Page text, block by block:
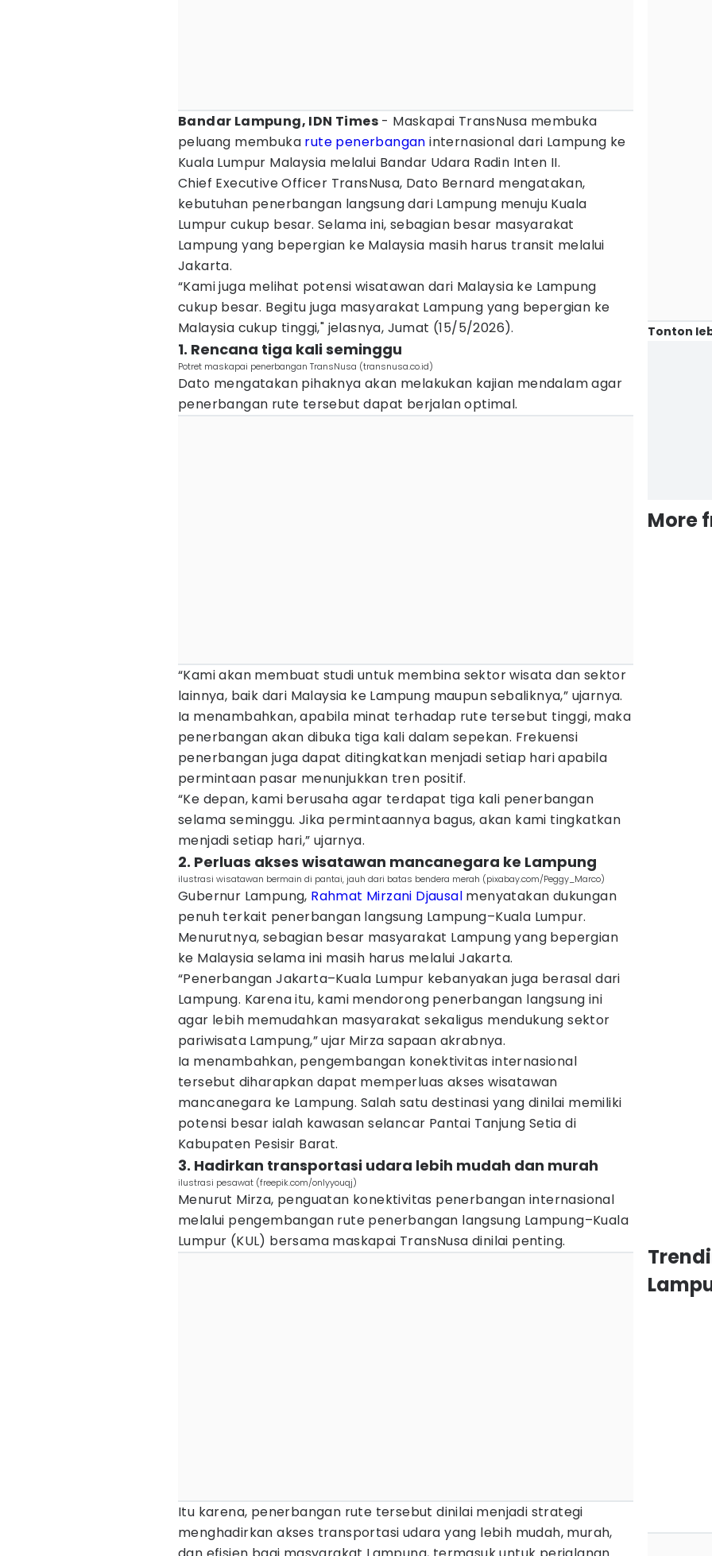
Bandar Lampung, IDN Times - Maskapai TransNusa membuka
peluang membuka rute penerbangan internasional dari Lampung ke
Kuala Lumpur Malaysia melalui Bandar Udara Radin Inten II.
Chief Executive Officer TransNusa, Dato Bernard mengatakan,
kebutuhan penerbangan langsung dari Lampung menuju Kuala
Lumpur cukup besar. Selama ini, sebagian besar masyarakat
Lampung yang bepergian ke Malaysia masih harus transit melalui
Jakarta.
“Kami juga melihat potensi wisatawan dari Malaysia ke Lampung
cukup besar. Begitu juga masyarakat Lampung yang bepergian ke
Malaysia cukup tinggi," jelasnya, Jumat (15/5/2026).
1. Rencana tiga kali seminggu
Potret maskapai penerbangan TransNusa (transnusa.co.id)
Dato mengatakan pihaknya akan melakukan kajian mendalam agar
penerbangan rute tersebut dapat berjalan optimal.
“Kami akan membuat studi untuk membina sektor wisata dan sektor
lainnya, baik dari Malaysia ke Lampung maupun sebaliknya,” ujarnya.
Ia menambahkan, apabila minat terhadap rute tersebut tinggi, maka
penerbangan akan dibuka tiga kali dalam sepekan. Frekuensi
penerbangan juga dapat ditingkatkan menjadi setiap hari apabila
permintaan pasar menunjukkan tren positif.
“Ke depan, kami berusaha agar terdapat tiga kali penerbangan
selama seminggu. Jika permintaannya bagus, akan kami tingkatkan
menjadi setiap hari,” ujarnya.
2. Perluas akses wisatawan mancanegara ke Lampung
ilustrasi wisatawan bermain di pantai, jauh dari batas bendera merah (pixabay.com/Peggy_Marco)
Gubernur Lampung, Rahmat Mirzani Djausal menyatakan dukungan
penuh terkait penerbangan langsung Lampung–Kuala Lumpur.
Menurutnya, sebagian besar masyarakat Lampung yang bepergian
ke Malaysia selama ini masih harus melalui Jakarta.
“Penerbangan Jakarta–Kuala Lumpur kebanyakan juga berasal dari
Lampung. Karena itu, kami mendorong penerbangan langsung ini
agar lebih memudahkan masyarakat sekaligus mendukung sektor
pariwisata Lampung,” ujar Mirza sapaan akrabnya.
Ia menambahkan, pengembangan konektivitas internasional
tersebut diharapkan dapat memperluas akses wisatawan
mancanegara ke Lampung. Salah satu destinasi yang dinilai memiliki
potensi besar ialah kawasan selancar Pantai Tanjung Setia di
Kabupaten Pesisir Barat.
3. Hadirkan transportasi udara lebih mudah dan murah
ilustrasi pesawat (freepik.com/onlyyouqj)
Menurut Mirza, penguatan konektivitas penerbangan internasional
melalui pengembangan rute penerbangan langsung Lampung–Kuala
Lumpur (KUL) bersama maskapai TransNusa dinilai penting.
Itu karena, penerbangan rute tersebut dinilai menjadi strategi
menghadirkan akses transportasi udara yang lebih mudah, murah,
Tonton
More